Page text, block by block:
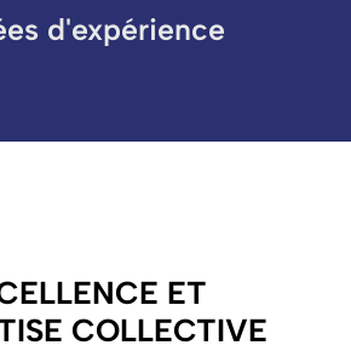
d'expérience
ET
COLLECTIVE